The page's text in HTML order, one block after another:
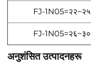
FJ-1N05=२२~२५
FJ-1N05=२६~३०
अनुशंसित उत्पादनहरू